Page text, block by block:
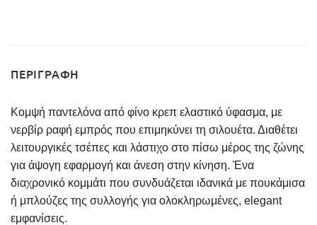
ΠΕΡΙΓΡΑΦΉ
Κομψή παντελόνα από φίνο κρεπ ελαστικό ύφασμα, με
νερβίρ ραφή εμπρός που επιμηκύνει τη σιλουέτα. Διαθέτει
λειτουργικές τσέπες και λάστιχο στο πίσω μέρος της ζώνης
για άψογη εφαρμογή και άνεση στην κίνηση. Ένα
διαχρονικό κομμάτι που συνδυάζεται ιδανικά με πουκάμισα
ή μπλούζες της συλλογής για ολοκληρωμένες, elegant
εμφανίσεις.